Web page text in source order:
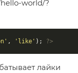
world/?
, 'like' ); ?>
лайки